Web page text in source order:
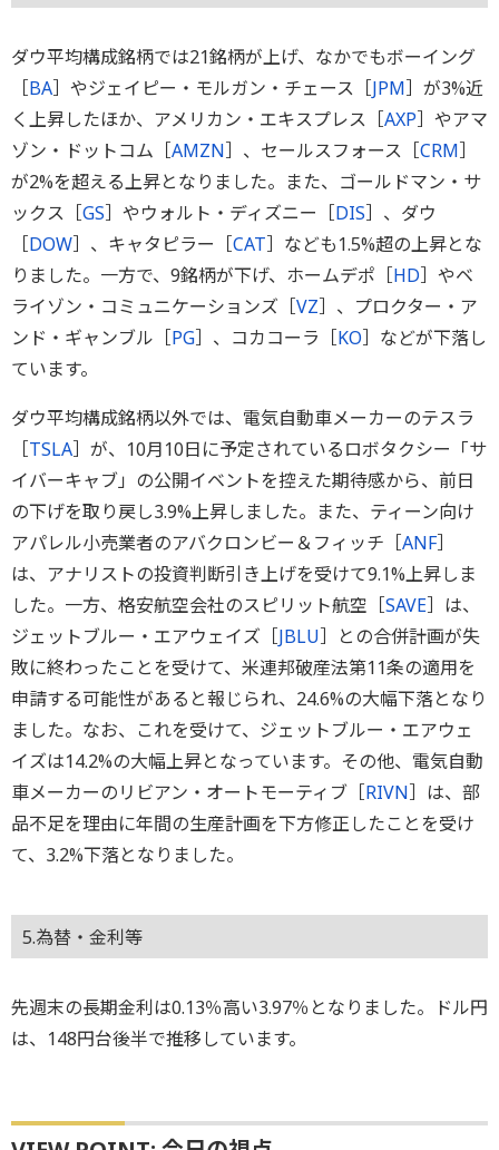
ダウ平均構成銘柄では21銘柄が上げ、なかでもボーイング
［BA］やジェイピー・モルガン・チェース［JPM］が3%近
く上昇したほか、アメリカン・エキスプレス［AXP］やアマ
ゾン・ドットコム［AMZN］、セールスフォース［CRM］
が2%を超える上昇となりました。また、ゴールドマン・サ
ックス［GS］やウォルト・ディズニー［DIS］、ダウ
［DOW］、キャタピラー［CAT］なども1.5%超の上昇とな
りました。一方で、9銘柄が下げ、ホームデポ［HD］やベ
ライゾン・コミュニケーションズ［VZ］、プロクター・ア
ンド・ギャンブル［PG］、コカコーラ［KO］などが下落し
ています。
ダウ平均構成銘柄以外では、電気自動車メーカーのテスラ
［TSLA］が、10月10日に予定されているロボタクシー「サ
イバーキャブ」の公開イベントを控えた期待感から、前日
の下げを取り戻し3.9%上昇しました。また、ティーン向け
アパレル小売業者のアバクロンビー＆フィッチ［ANF］
は、アナリストの投資判断引き上げを受けて9.1%上昇しま
した。一方、格安航空会社のスピリット航空［SAVE］は、
ジェットブルー・エアウェイズ［JBLU］との合併計画が失
敗に終わったことを受けて、米連邦破産法第11条の適用を
申請する可能性があると報じられ、24.6%の大幅下落となり
ました。なお、これを受けて、ジェットブルー・エアウェ
イズは14.2%の大幅上昇となっています。その他、電気自動
車メーカーのリビアン・オートモーティブ［RIVN］は、部
品不足を理由に年間の生産計画を下方修正したことを受け
て、3.2%下落となりました。
5.為替・金利等
先週末の長期金利は0.13％高い3.97％となりました。ドル円
は、148円台後半で推移しています。